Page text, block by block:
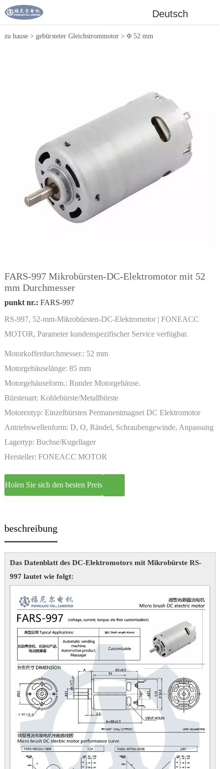
Deutsch
zu hause> gebürsteter Gleichstrommotor> Φ 52 mm
FARS-997 Mikrobürsten-DC-Elektromotor mit 52
mm Durchmesser
punkt nr.: FARS-997
RS-997, 52-mm-Mikrobürsten-DC-Elektromotor | FONEACC
MOTOR, Parameter kundenspezifischer Service verfügbar.
Motorkofferdurchmesser.: 52 mm
Motorgehäuselänge: 85 mm
Motorgehäuseform.: Runder Motorgehäuse.
Bürstenart: Kohlebürste/Metallbürste
Motorentyp: Einzelbürsten Permanentmagnet DC Elektromotor
Antriebswellenform: D, O, Rändel, Schraubengewinde, Anpassung
Lagertyp: Buchse/Kugellager
Hersteller: FONEACC MOTOR
Holen Sie sich den besten Preis
beschreibung
Das Datenblatt des DC-Elektromotors mit Mikrobürste RS-
997 lautet wie folgt: